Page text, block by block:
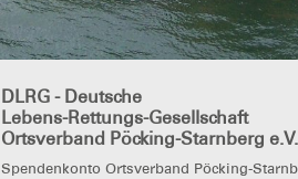
DLRG - Deutsche
Lebens-Rettungs-Gesellschaft
Ortsverband Pöcking-Starnberg e.V.
Spendenkonto Ortsverband Pöcking-